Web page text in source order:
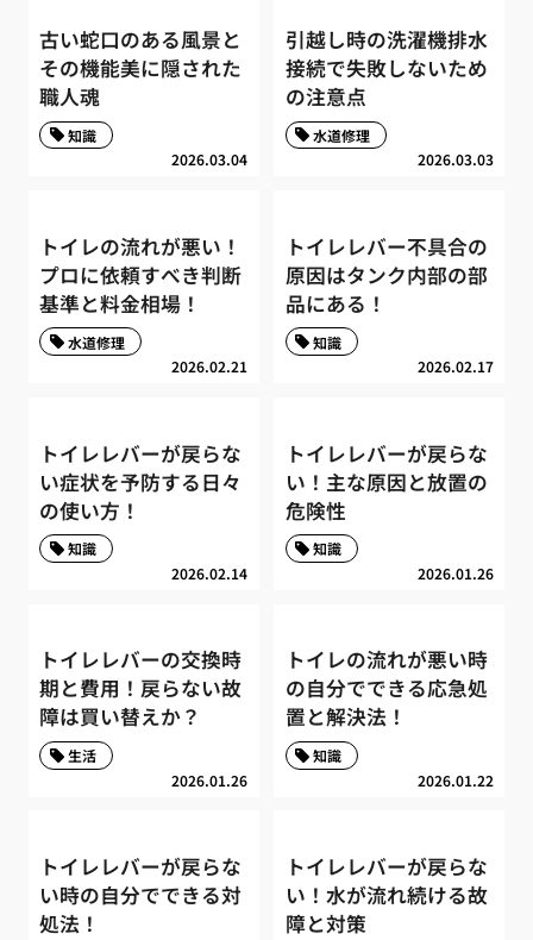
古い蛇口のある風景と
その機能美に隠された
職人魂
2026.03.04
知識
引越し時の洗濯機排水
接続で失敗しないため
の注意点
2026.03.03
水道修理
トイレの流れが悪い！
プロに依頼すべき判断
基準と料金相場！
2026.02.21
水道修理
トイレレバー不具合の
原因はタンク内部の部
品にある！
2026.02.17
知識
トイレレバーが戻らな
い症状を予防する日々
の使い方！
2026.02.14
知識
トイレレバーが戻らな
い！主な原因と放置の
危険性
2026.01.26
知識
トイレレバーの交換時
期と費用！戻らない故
障は買い替えか？
2026.01.26
生活
トイレの流れが悪い時
の自分でできる応急処
置と解決法！
2026.01.22
知識
トイレレバーが戻らな
い時の自分でできる対
処法！
トイレレバーが戻らな
い！水が流れ続ける故
障と対策